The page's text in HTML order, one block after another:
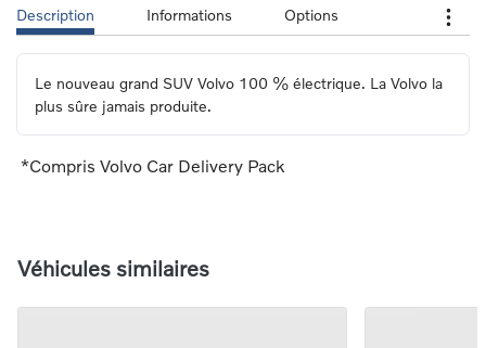
Description Informations Options
Le nouveau grand SUV Volvo 100 % électrique. La Volvo la
plus sûre jamais produite.
*Compris Volvo Car Delivery Pack
Véhicules similaires